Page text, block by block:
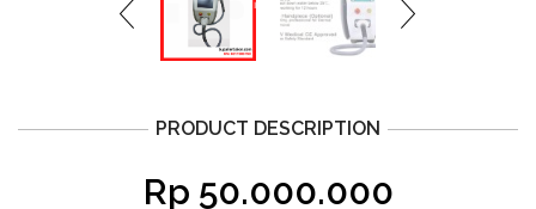
PRODUCT DESCRIPTION
Rp 50.000.000